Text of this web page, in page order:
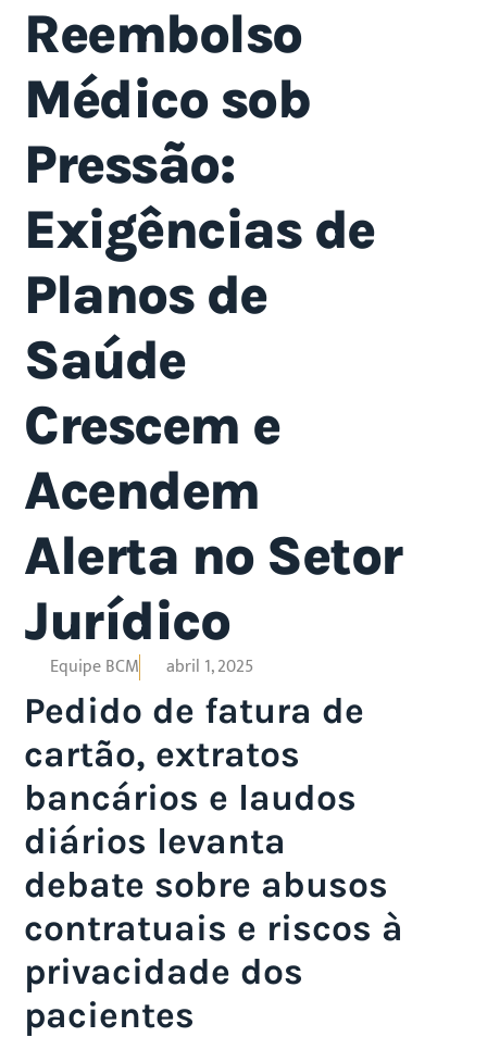
Reembolso
Médico sob
Pressão:
Exigências de
Planos de
Saúde
Crescem e
Acendem
Alerta no Setor
Jurídico
Equipe BCM abril 1, 2025
Pedido de fatura de
cartão, extratos
bancários e laudos
diários levanta
debate sobre abusos
contratuais e riscos à
privacidade dos
pacientes